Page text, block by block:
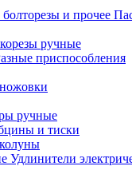
ручные
приспособления
ручные
и тиски
Удлинители